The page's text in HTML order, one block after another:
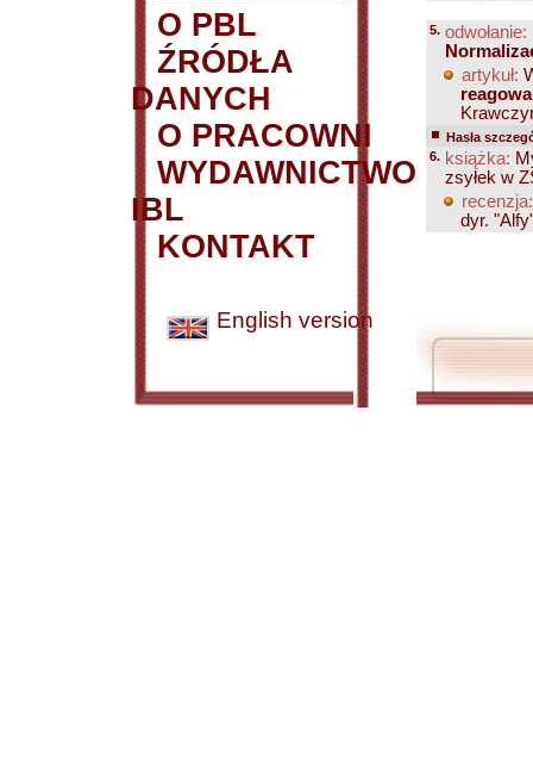
O PBL
ŹRÓDŁA
DANYCH
O PRACOWNI
WYDAWNICTWO
IBL
KONTAKT
English version
5. odwołanie:
artykuł:
Hasła
6. książka:
zsyłek w
recenzja:
dyr.